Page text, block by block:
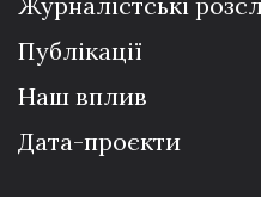
Публікації
Наш вплив
Дата-проєкти